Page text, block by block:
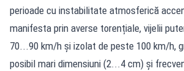
perioade cu instabilitate atmosferică
manifesta prin averse torențiale, vijelii
70...90 km/h și izolat de peste 100 km/h,
posibil mari dimensiuni (2...4 cm) și